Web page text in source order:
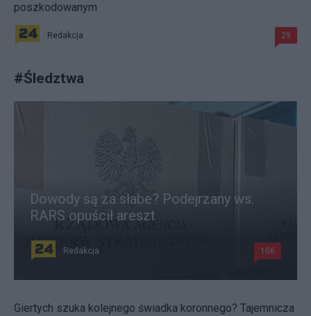
poszkodowanym
Redakcja 29
#Śledztwa
Dowody są za słabe? Podejrzany ws.
RARS opuścił areszt
Redakcja 106
Giertych szuka kolejnego świadka koronnego? Tajemnicza